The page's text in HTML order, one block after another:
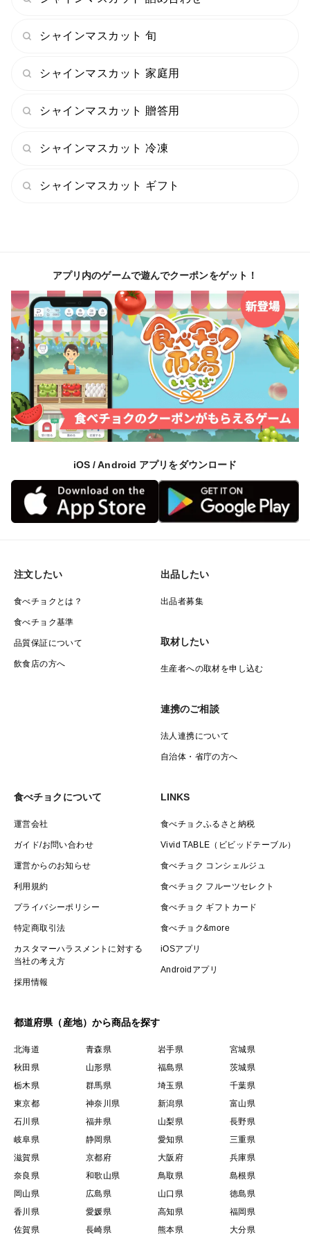
シャインマスカット 旬
シャインマスカット 家庭用
シャインマスカット 贈答用
シャインマスカット 冷凍
シャインマスカット ギフト
アプリ内のゲームで遊んでクーポンをゲット！
iOS / Android アプリをダウンロード
注文したい
食べチョクとは？
食べチョク基準
品質保証について
飲食店の方へ
出品したい
出品者募集
取材したい
生産者への取材を申し込む
連携のご相談
法人連携について
自治体・省庁の方へ
食べチョクについて
運営会社
ガイド/お問い合わせ
運営からのお知らせ
利用規約
プライバシーポリシー
特定商取引法
カスタマーハラスメントに対する
当社の考え方
採用情報
LINKS
食べチョクふるさと納税
Vivid TABLE（ビビッドテーブル）
食べチョク コンシェルジュ
食べチョク フルーツセレクト
食べチョク ギフトカード
食べチョク&more
iOSアプリ
Androidアプリ
都道府県（産地）から商品を探す
北海道 青森県 岩手県
宮城県
秋田県
山形県 福島県
茨城県
栃木県
群馬県 埼玉県
千葉県
東京都
神奈川県 新潟県
富山県
石川県
福井県 山梨県
長野県
岐阜県
静岡県 愛知県
三重県
滋賀県
京都府 大阪府
兵庫県
奈良県
和歌山県 鳥取県
島根県
岡山県
広島県 山口県
徳島県
香川県
愛媛県 高知県
福岡県
佐賀県
長崎県 熊本県 大分県